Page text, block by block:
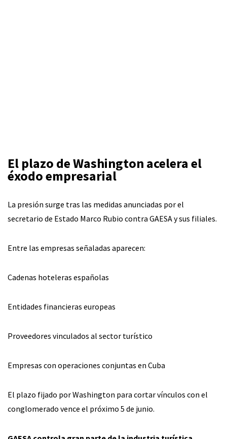
El plazo de Washington acelera el
éxodo empresarial
La presión surge tras las medidas anunciadas por el
secretario de Estado Marco Rubio contra GAESA y sus filiales.
Entre las empresas señaladas aparecen:
Cadenas hoteleras españolas
Entidades financieras europeas
Proveedores vinculados al sector turístico
Empresas con operaciones conjuntas en Cuba
El plazo fijado por Washington para cortar vínculos con el
conglomerado vence el próximo 5 de junio.